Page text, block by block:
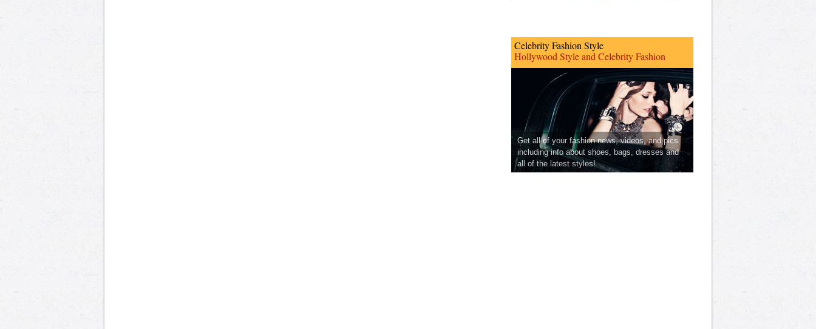
Celebrity Fashion Style
Hollywood Style and Celebrity Fashion
Get all of your fashion news, videos, and pics
including info about shoes, bags, dresses and
all of the latest styles!